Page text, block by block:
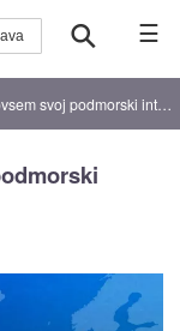
☰
podmorski internetni kabel